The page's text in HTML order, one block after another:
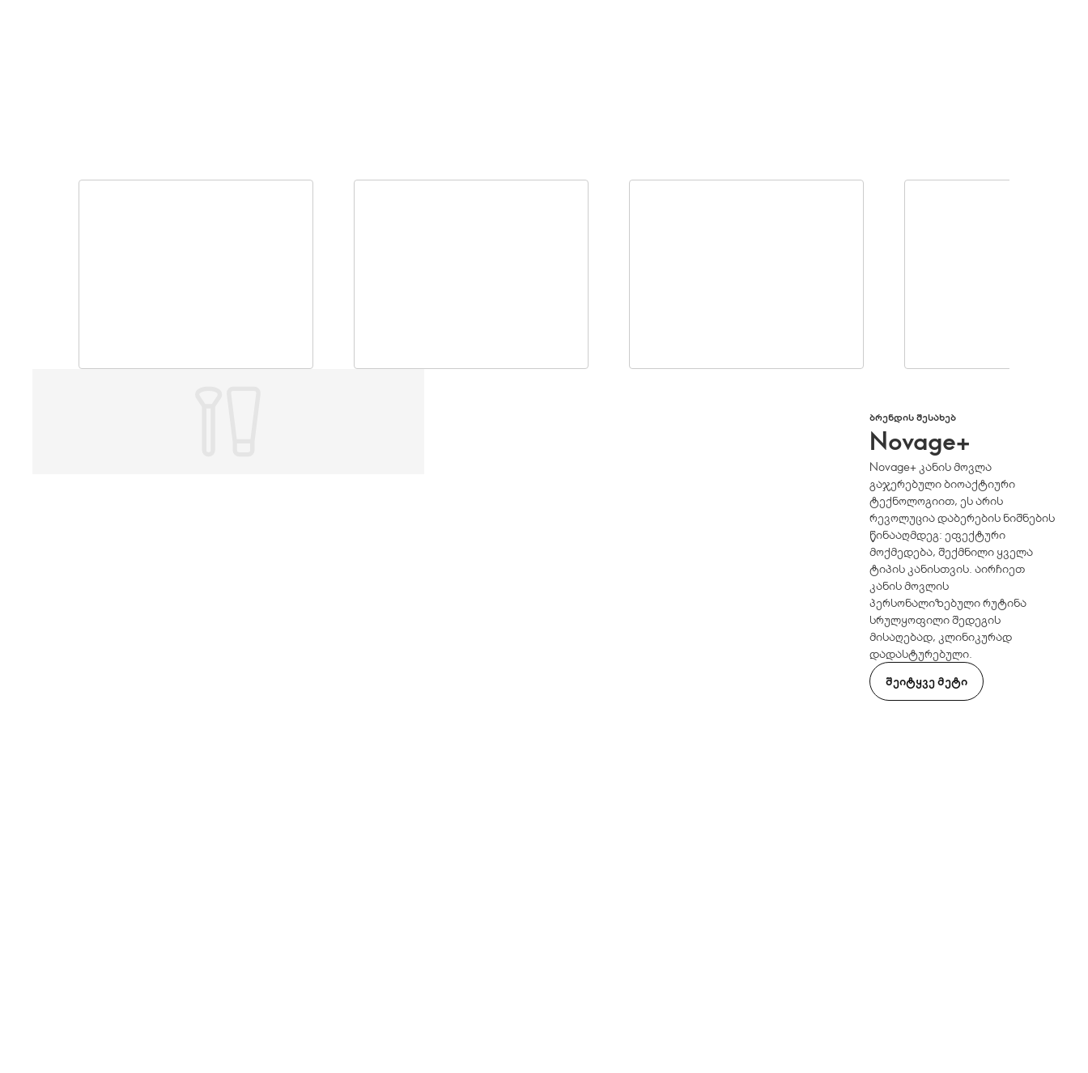
ᲑᲠᲔᲜᲓᲘᲡ ᲨᲔᲡᲐᲮᲔᲑ
Novage+
Novage+ კანის მოვლა
გაჯერებული ბიოაქტიური
ტექნოლოგიით, ეს არის
რევოლუცია დაბერების ნიშნების
წინააღმდეგ: ეფექტური
მოქმედება, შექმნილი ყველა
ტიპის კანისთვის. აირჩიეთ
კანის მოვლის
პერსონალიზებული რუტინა
სრულყოფილი შედეგის
მისაღებად, კლინიკურად
დადასტურებული.
ᲨᲔᲘᲢᲧᲕᲔ ᲛᲔᲢᲘ